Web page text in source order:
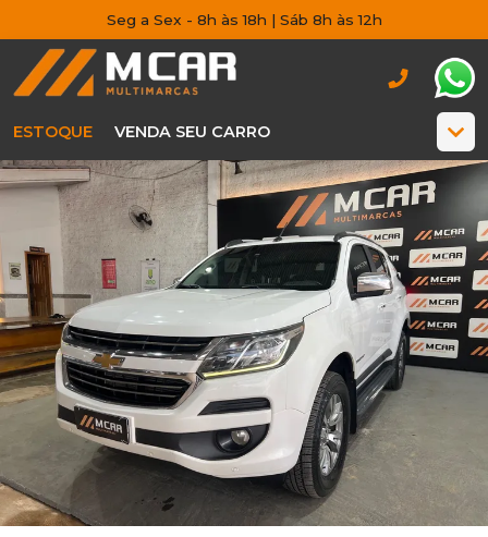
Seg a Sex - 8h às 18h | Sáb 8h às 12h
ESTOQUE VENDA SEU CARRO